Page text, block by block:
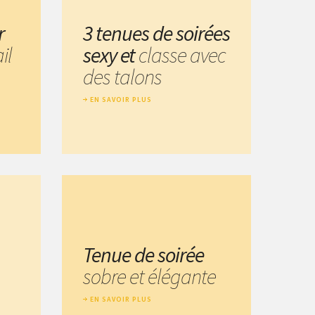
3 tenues de soirées
sexy etclasse avec
des talons
EN SAVOIR PLUS
Tenue de soirée
sobre et élégante
EN SAVOIR PLUS